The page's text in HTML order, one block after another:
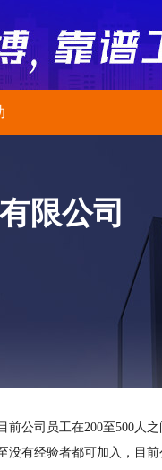
限公司
公司员工在200至500
有经验者都可加入，目